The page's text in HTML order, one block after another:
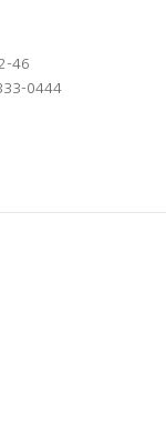
46
0444